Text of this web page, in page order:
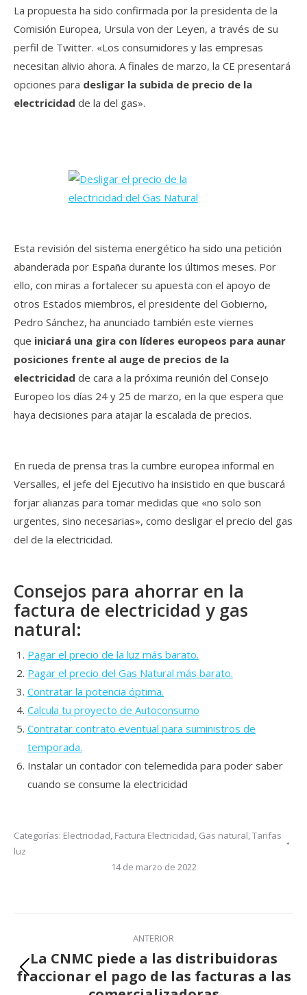
La propuesta ha sido confirmada por la presidenta de la
Comisión Europea, Ursula von der Leyen, a través de su
perfil de Twitter. «Los consumidores y las empresas
necesitan alivio ahora. A finales de marzo, la CE presentará
opciones para desligar la subida de precio de la
electricidad de la del gas».
Esta revisión del sistema energético ha sido una petición
abanderada por España durante los últimos meses. Por
ello, con miras a fortalecer su apuesta con el apoyo de
otros Estados miembros, el presidente del Gobierno,
Pedro Sánchez, ha anunciado también este viernes
que iniciará una gira con líderes europeos para aunar
posiciones frente al auge de precios de la
electricidad de cara a la próxima reunión del Consejo
Europeo los días 24 y 25 de marzo, en la que espera que
haya decisiones para atajar la escalada de precios.
En rueda de prensa tras la cumbre europea informal en
Versalles, el jefe del Ejecutivo ha insistido en que buscará
forjar alianzas para tomar medidas que «no solo son
urgentes, sino necesarias», como desligar el precio del gas
del de la electricidad.
Consejos para ahorrar en la
factura de electricidad y gas
natural:
Pagar el precio de la luz más barato.
Pagar el precio del Gas Natural más barato.
Contratar la potencia óptima.
Calcula tu proyecto de Autoconsumo
Contratar contrato eventual para suministros de
temporada.
Instalar un contador con telemedida para poder saber
cuando se consume la electricidad
Categorías: Electricidad, Factura Electricidad, Gas natural,Tarifas
luz
14 de marzo de 2022
publicaciones
ANTERIOR
Publicación
La CNMC piede a las distribuidoras
fraccionar el pago de las facturas a las